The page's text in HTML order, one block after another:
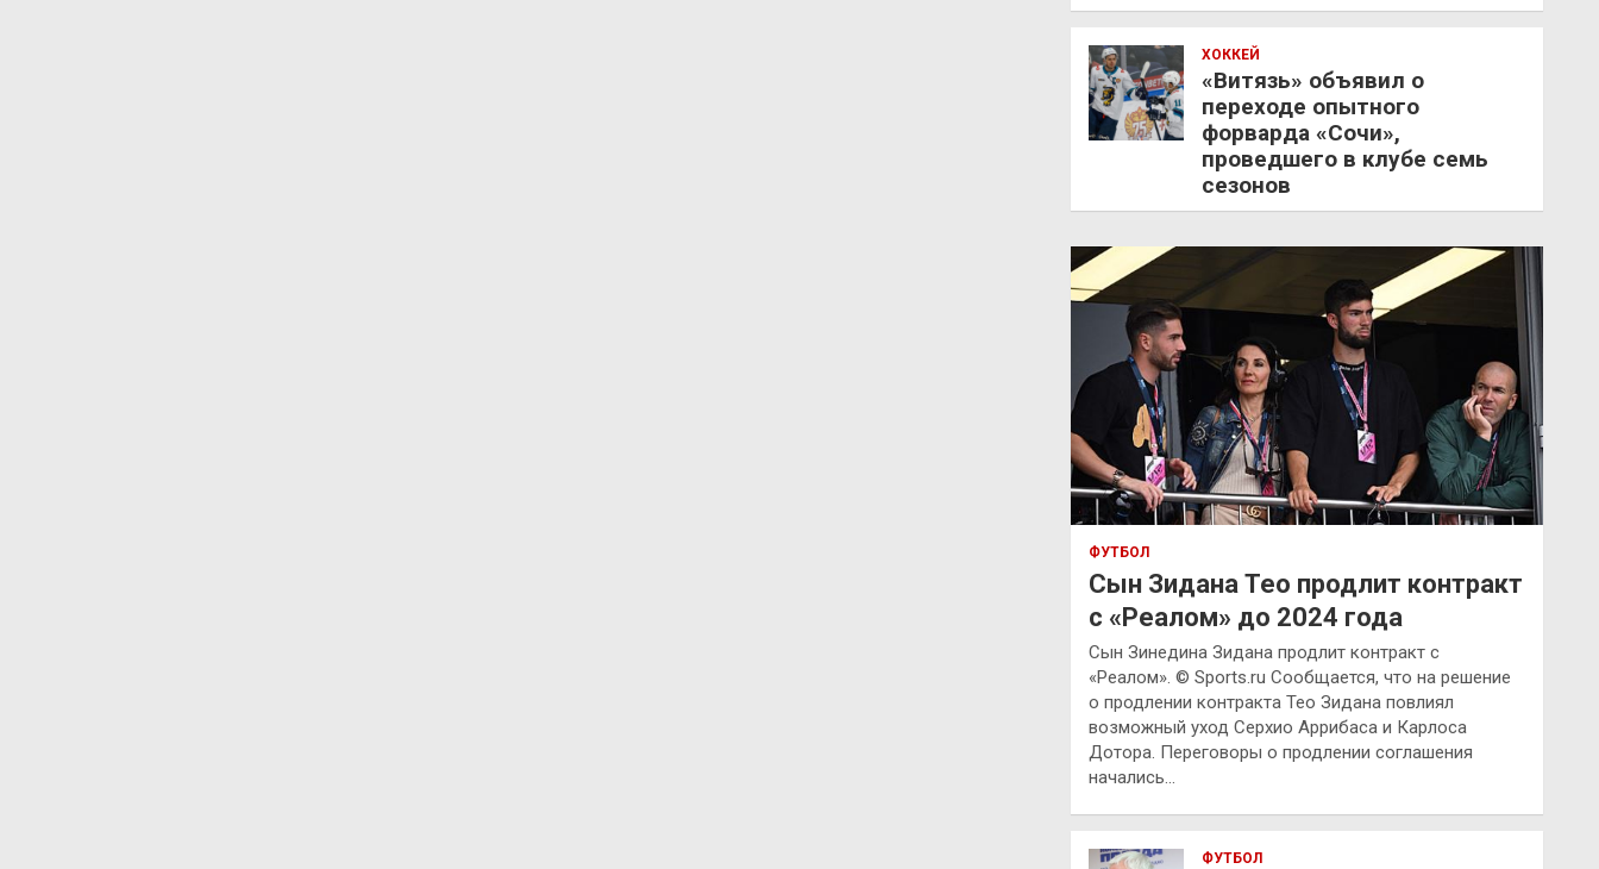
ХОККЕЙ
«Витязь» объявил о
переходе опытного
форварда «Сочи»,
проведшего в клубе семь
сезонов
ФУТБОЛ
Сын Зидана Тео продлит контракт
с «Реалом» до 2024 года
Сын Зинедина Зидана продлит контракт с
«Реалом». © Sports.ru Сообщается, что на решение
о продлении контракта Тео Зидана повлиял
возможный уход Серхио Аррибаса и Карлоса
Дотора. Переговоры о продлении соглашения
начались…
ФУТБОЛ